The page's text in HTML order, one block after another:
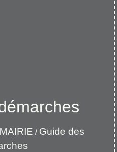
/ Guide des